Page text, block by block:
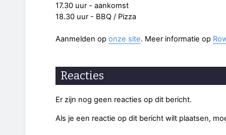
17.30 uur - aankomst
18.30 uur - BBQ / Pizza
Aanmelden op onze site. Meer informatie op
Reacties
Er zijn nog geen reacties op dit bericht.
Als je een reactie op dit bericht wilt plaatsen,